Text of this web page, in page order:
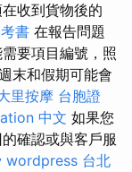
收到貨物後的
書 在報告問題
要項目編號，照
末和假期可能會
里按摩 台胞證
中文 如果您
確認或與客戶服
wordpress 台北